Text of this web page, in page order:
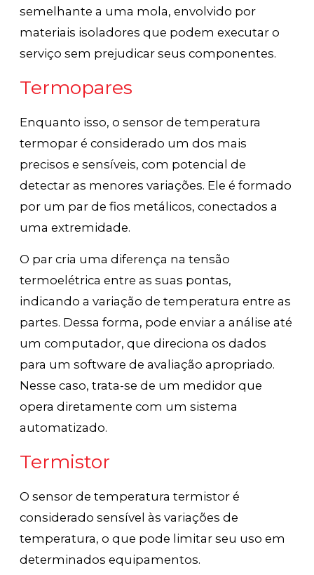
semelhante a uma mola, envolvido por
materiais isoladores que podem executar o
serviço sem prejudicar seus componentes.
Termopares
Enquanto isso, o sensor de temperatura
termopar é considerado um dos mais
precisos e sensíveis, com potencial de
detectar as menores variações. Ele é formado
por um par de fios metálicos, conectados a
uma extremidade.
O par cria uma diferença na tensão
termoelétrica entre as suas pontas,
indicando a variação de temperatura entre as
partes. Dessa forma, pode enviar a análise até
um computador, que direciona os dados
para um software de avaliação apropriado.
Nesse caso, trata-se de um medidor que
opera diretamente com um sistema
automatizado.
Termistor
O sensor de temperatura termistor é
considerado sensível às variações de
temperatura, o que pode limitar seu uso em
determinados equipamentos.